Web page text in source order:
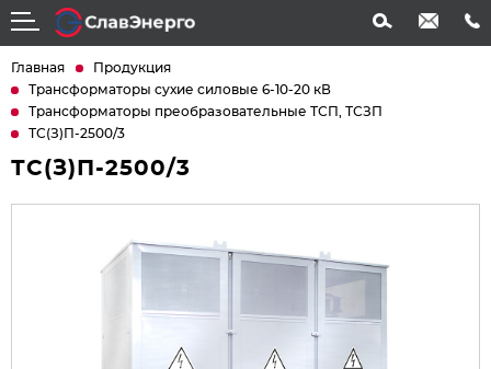
info@slavenergo.com
Главная
Продукция
Трансформаторы сухие силовые 6-10-20 кВ
Трансформаторы преобразовательные ТСП, ТСЗП
ТС(З)П-2500/3
ТС(З)П-2500/3